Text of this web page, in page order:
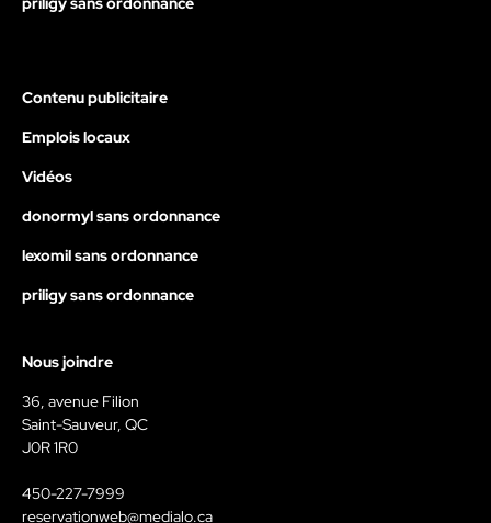
Contenu publicitaire
Emplois locaux
Vidéos
donormyl sans ordonnance
lexomil sans ordonnance
priligy sans ordonnance
Nous joindre
36, avenue Filion
Saint-Sauveur, QC
J0R 1R0
450-227-7999
reservationweb@medialo.ca